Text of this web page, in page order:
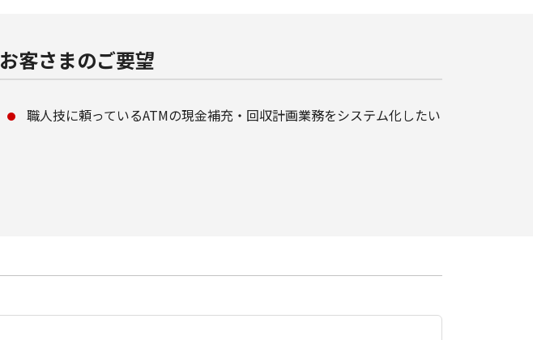
お客さまのご要望
職人技に頼っているATMの現金補充・回収計画業務をシステム化したい